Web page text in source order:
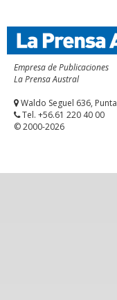
Empresa de Publicaciones
La Prensa Austral
Waldo Seguel 636,
Tel. +56.61 220 40 00
© 2000-2026